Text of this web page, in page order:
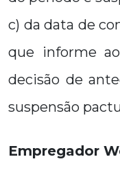
c) da data de
que informe
decisão de
suspensão
Empregador